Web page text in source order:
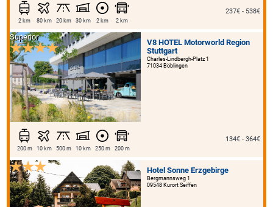
2 km 80 km 20 km 30 km 2 km 2 km
237€ - 538€
V8 HOTEL Motorworld Region
Stuttgart
Charles-Lindbergh-Platz 1
71034 Böblingen
Superior
200 m 10 km 500 m 10 km 250 m 200 m
134€ - 364€
Hotel Sonne Erzgebirge
Bergmannsweg 1
09548 Kurort Seiffen